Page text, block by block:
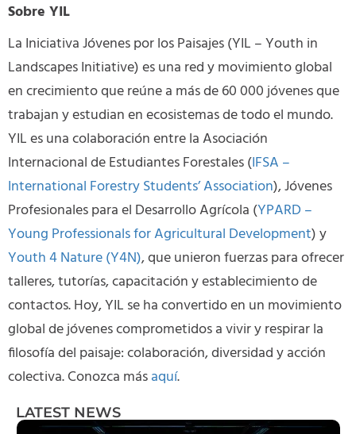
Sobre YIL
La Iniciativa Jóvenes por los Paisajes (YIL – Youth in
Landscapes Initiative) es una red y movimiento global
en crecimiento que reúne a más de 60 000 jóvenes que
trabajan y estudian en ecosistemas de todo el mundo.
YIL es una colaboración entre la Asociación
Internacional de Estudiantes Forestales (IFSA –
International Forestry Students’ Association), Jóvenes
Profesionales para el Desarrollo Agrícola (YPARD –
Young Professionals for Agricultural Development) y
Youth 4 Nature (Y4N), que unieron fuerzas para ofrecer
talleres, tutorías, capacitación y establecimiento de
contactos. Hoy, YIL se ha convertido en un movimiento
global de jóvenes comprometidos a vivir y respirar la
filosofía del paisaje: colaboración, diversidad y acción
colectiva. Conozca másaquí.
LATEST NEWS